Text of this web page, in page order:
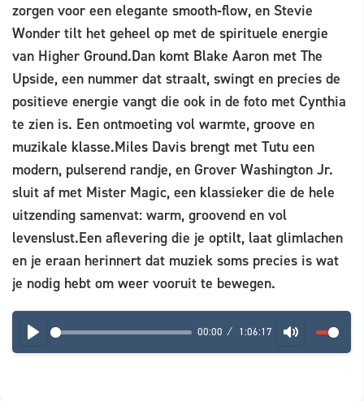
zorgen voor een elegante smooth‑flow, en Stevie
Wonder tilt het geheel op met de spirituele energie
van Higher Ground.Dan komt Blake Aaron met The
Upside, een nummer dat straalt, swingt en precies de
positieve energie vangt die ook in de foto met Cynthia
te zien is. Een ontmoeting vol warmte, groove en
muzikale klasse.Miles Davis brengt met Tutu een
modern, pulserend randje, en Grover Washington Jr.
sluit af met Mister Magic, een klassieker die de hele
uitzending samenvat: warm, groovend en vol
levenslust.Een aflevering die je optilt, laat glimlachen
en je eraan herinnert dat muziek soms precies is wat
je nodig hebt om weer vooruit te bewegen.
PLAY 00:00 1:06:17 MUTE